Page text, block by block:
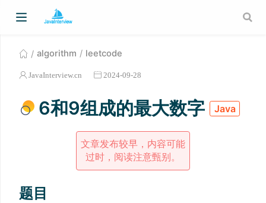
algorithm leetcode
JavaInterview.cn 2024-09-28
6和9组成的最大数字 Java
文章发布较早，内容可能
过时，阅读注意甄别。
题目